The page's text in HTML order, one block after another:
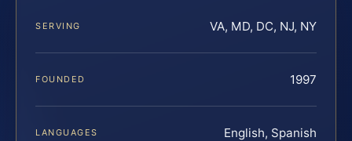
SERVING VA, MD, DC, NJ, NY
FOUNDED 1997
LANGUAGES English, Spanish